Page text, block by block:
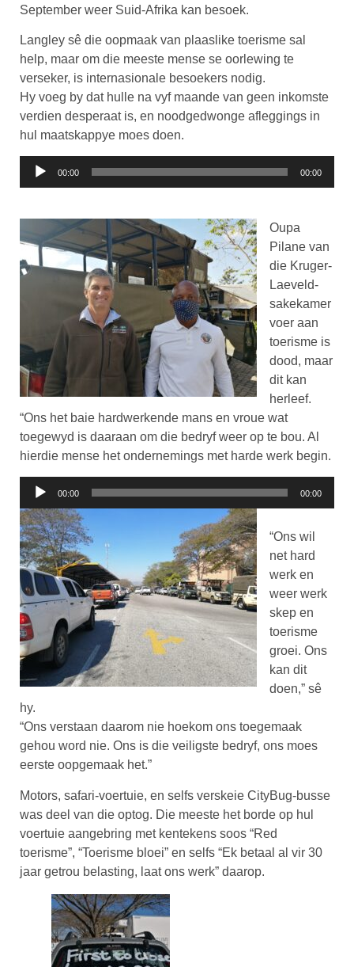
September weer Suid-Afrika kan besoek.
Langley sê die oopmaak van plaaslike toerisme sal
help, maar om die meeste mense se oorlewing te
verseker, is internasionale besoekers nodig.
Hy voeg by dat hulle na vyf maande van geen inkomste
verdien desperaat is, en noodgedwonge afleggings in
hul maatskappye moes doen.
Klankspeler
00:00 00:00
Oupa
Pilane van
die Kruger-
Laeveld-
sakekamer
voer aan
toerisme is
dood, maar
dit kan
herleef.
“Ons het baie hardwerkende mans en vroue wat
toegewyd is daaraan om die bedryf weer op te bou. Al
hierdie mense het ondernemings met harde werk begin.
Klankspeler
00:00 00:00
“Ons wil
net hard
werk en
weer werk
skep en
toerisme
groei. Ons
kan dit
doen,” sê
hy.
“Ons verstaan daarom nie hoekom ons toegemaak
gehou word nie. Ons is die veiligste bedryf, ons moes
eerste oopgemaak het.”
Motors, safari-voertuie, en selfs verskeie CityBug-busse
was deel van die optog. Die meeste het borde op hul
voertuie aangebring met kentekens soos “Red
toerisme”, “Toerisme bloei” en selfs “Ek betaal al vir 30
jaar getrou belasting, laat ons werk” daarop.